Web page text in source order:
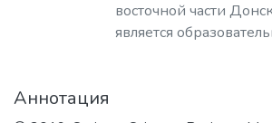
восточной части
является
Аннотация